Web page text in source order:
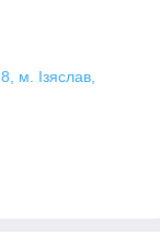
м. Ізяслав,